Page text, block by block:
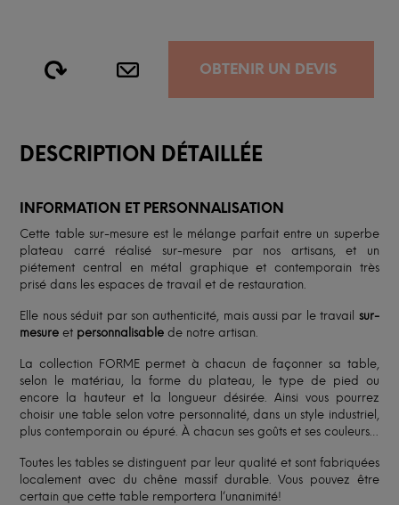
OBTENIR UN DEVIS
DESCRIPTION DÉTAILLÉE
INFORMATION ET PERSONNALISATION
Cette table sur-mesure est le mélange parfait entre un superbe
plateau carré réalisé sur-mesure par nos artisans, et un
piétement central en métal graphique et contemporain très
prisé dans les espaces de travail et de restauration.
Elle nous séduit par son authenticité, mais aussi par le travail sur-
mesure et personnalisable de notre artisan.
La collection FORME permet à chacun de façonner sa table,
selon le matériau, la forme du plateau, le type de pied ou
encore la hauteur et la longueur désirée. Ainsi vous pourrez
choisir une table selon votre personnalité, dans un style industriel,
plus contemporain ou épuré. À chacun ses goûts et ses couleurs…
Toutes les tables se distinguent par leur qualité et sont fabriquées
localement avec du chêne massif durable. Vous pouvez être
certain que cette table remportera l’unanimité!